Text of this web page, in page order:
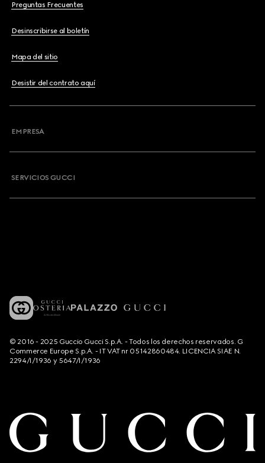
Preguntas Frecuentes
Desinscribirse al boletín
Mapa del sitio
Desistir del contrato aquí
EMPRESA
SERVICIOS GUCCI
© 2016 - 2025 Guccio Gucci S.p.A. - Todos los derechos reservados. G
Commerce Europe S.p.A. - IT VAT nr 05142860484. LICENCIA SIAE N.
2294/I/1936 y 5647/I/1936